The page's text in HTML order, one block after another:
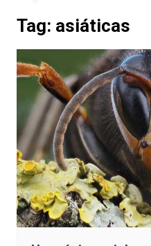
Tag: asiáticas